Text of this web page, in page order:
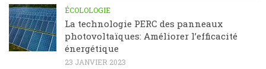
ÉCOLOLOGIE
La technologie PERC des panneaux
photovoltaïques: Améliorer l’efficacité
énergétique
23 JANVIER 2023